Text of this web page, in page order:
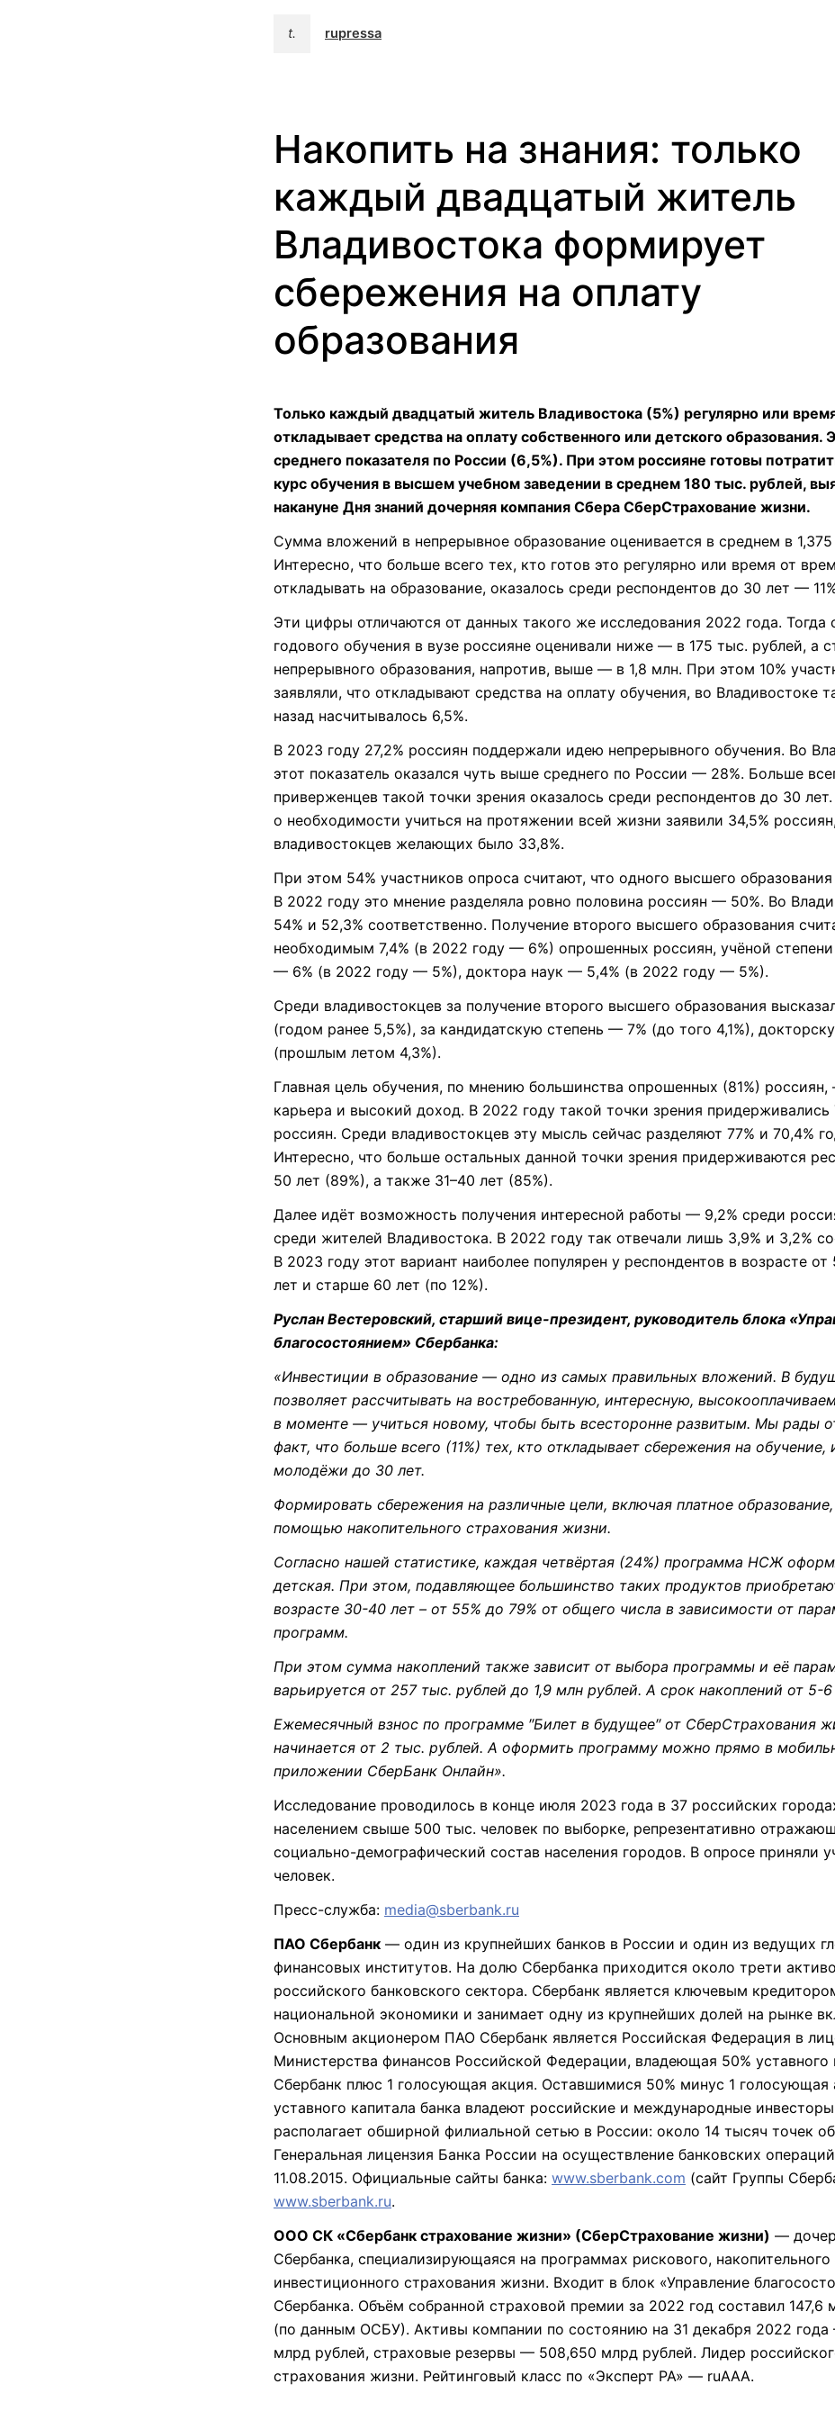
t. rupressa
Накопить на знания: только
каждый двадцатый житель
Владивостока формирует
сбережения на оплату
образования
Только каждый двадцатый житель Владивостока (5%) регулярно или
откладывает средства на оплату собственного или детского образования.
среднего показателя по России (6,5%). При этом россияне готовы
курс обучения в высшем учебном заведении в среднем 180 тыс. рублей,
накануне Дня знаний дочерняя компания Сбера СберСтрахование жизни.
Сумма вложений в непрерывное образование оценивается в среднем в
Интересно, что больше всего тех, кто готов это регулярно или время от
откладывать на образование, оказалось среди респондентов до 30 лет —
Эти цифры отличаются от данных такого же исследования 2022 года. Тогда
годового обучения в вузе россияне оценивали ниже — в 175 тыс. рублей, а
непрерывного образования, напротив, выше — в 1,8 млн. При этом 10%
заявляли, что откладывают средства на оплату обучения, во Владивостоке
назад насчитывалось 6,5%.
В 2023 году 27,2% россиян поддержали идею непрерывного обучения. Во
этот показатель оказался чуть выше среднего по России — 28%. Больше
приверженцев такой точки зрения оказалось среди респондентов до 30
о необходимости учиться на протяжении всей жизни заявили 34,5%
владивостокцев желающих было 33,8%.
При этом 54% участников опроса считают, что одного высшего
В 2022 году это мнение разделяла ровно половина россиян — 50%. Во
54% и 52,3% соответственно. Получение второго высшего образования
необходимым 7,4% (в 2022 году — 6%) опрошенных россиян, учёной степени
— 6% (в 2022 году — 5%), доктора наук — 5,4% (в 2022 году — 5%).
Среди владивостокцев за получение второго высшего образования
(годом ранее 5,5%), за кандидатскую степень — 7% (до того 4,1%),
(прошлым летом 4,3%).
Главная цель обучения, по мнению большинства опрошенных (81%)
карьера и высокий доход. В 2022 году такой точки зрения придерживались
россиян. Среди владивостокцев эту мысль сейчас разделяют 77% и 70,4%
Интересно, что больше остальных данной точки зрения придерживаются
50 лет (89%), а также 31–40 лет (85%).
Далее идёт возможность получения интересной работы — 9,2% среди
среди жителей Владивостока. В 2022 году так отвечали лишь 3,9% и 3,2%
В 2023 году этот вариант наиболее популярен у респондентов в возрасте от
лет и старше 60 лет (по 12%).
Руслан Вестеровский, старший вице-президент, руководитель блока
благосостоянием» Сбербанка:
«Инвестиции в образование — одно из самых правильных вложений. В
позволяет рассчитывать на востребованную, интересную,
в моменте — учиться новому, чтобы быть всесторонне развитым. Мы рады
факт, что больше всего (11%) тех, кто откладывает сбережения на обучение,
молодёжи до 30 лет.
Формировать сбережения на различные цели, включая платное
помощью накопительного страхования жизни.
Согласно нашей статистике, каждая четвёртая (24%) программа НСЖ
детская. При этом, подавляющее большинство таких продуктов
возрасте 30-40 лет – от 55% до 79% от общего числа в зависимости от
программ.
При этом сумма накоплений также зависит от выбора программы и её
варьируется от 257 тыс. рублей до 1,9 млн рублей. А срок накоплений от 5-6
Ежемесячный взнос по программе ″Билет в будущее″ от СберСтрахования
начинается от 2 тыс. рублей. А оформить программу можно прямо в
приложении СберБанк Онлайн».
Исследование проводилось в конце июля 2023 года в 37 российских
населением свыше 500 тыс. человек по выборке, репрезентативно
социально-демографический состав населения городов. В опросе приняли
человек.
Пресс-служба: media@sberbank.ru
ПАО Сбербанк — один из крупнейших банков в России и один из ведущих
финансовых институтов. На долю Сбербанка приходится около трети
российского банковского сектора. Сбербанк является ключевым
национальной экономики и занимает одну из крупнейших долей на рынке
Основным акционером ПАО Сбербанк является Российская Федерация в
Министерства финансов Российской Федерации, владеющая 50% уставного
Сбербанк плюс 1 голосующая акция. Оставшимися 50% минус 1 голосующая
уставного капитала банка владеют российские и международные
располагает обширной филиальной сетью в России: около 14 тысяч точек
Генеральная лицензия Банка России на осуществление банковских
11.08.2015. Официальные сайты банка: www.sberbank.com (сайт Группы
www.sberbank.ru.
ООО СК «Сбербанк страхование жизни» (СберСтрахование жизни) —
Сбербанка, специализирующаяся на программах рискового, накопительного
инвестиционного страхования жизни. Входит в блок «Управление
Сбербанка. Объём собранной страховой премии за 2022 год составил 147,6
(по данным ОСБУ). Активы компании по состоянию на 31 декабря 2022
млрд рублей, страховые резервы — 508,650 млрд рублей. Лидер
страхования жизни. Рейтинговый класс по «Эксперт РА» — ruAAA.